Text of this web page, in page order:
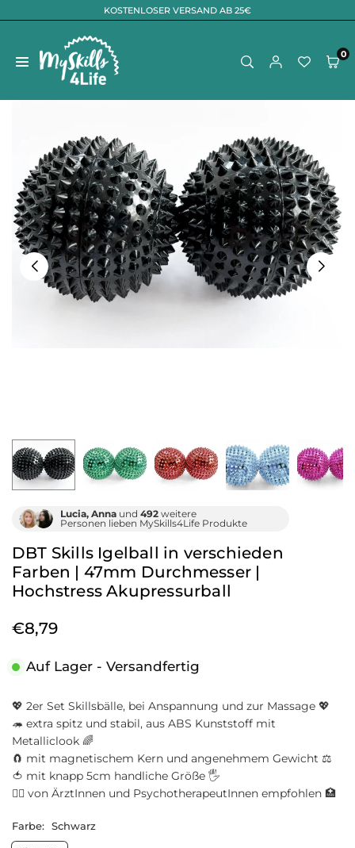
KOSTENLOSER VERSAND AB 25€
MYSKILLS4LIFE
0
Lucia, Anna und 492 weitere
Personen lieben MySkills4Life Produkte
DBT Skills Igelball in verschieden
Farben | 47mm Durchmesser |
Hochstress Akupressurball
Normaler
€8,79
Auf Lager - Versandfertig
💖 2er Set Skillsbälle, bei Anspannung und zur Massage 💖
🦔 extra spitz und stabil, aus ABS Kunststoff mit
Metalliclook 🌈
🧲 mit magnetischem Kern und angenehmem Gewicht ⚖️
🍅 mit knapp 5cm handliche Größe 🖐️
🧑‍⚕️ von ÄrztInnen und PsychotherapeutInnen empfohlen 🏥
Farbe: Schwarz